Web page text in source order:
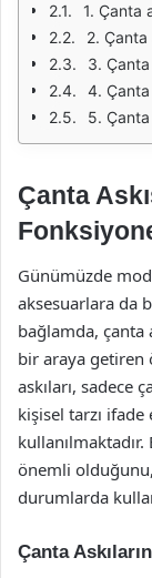
1. Çanta
2. Çanta
3. Çanta
4. Çanta
5. Çanta
Çanta
Günümüzde
aksesuarlara da
bağlamda, çanta
bir araya getiren
askıları, sadece
kişisel tarzı
kullanılmaktadır.
önemli
durumlarda
Çanta